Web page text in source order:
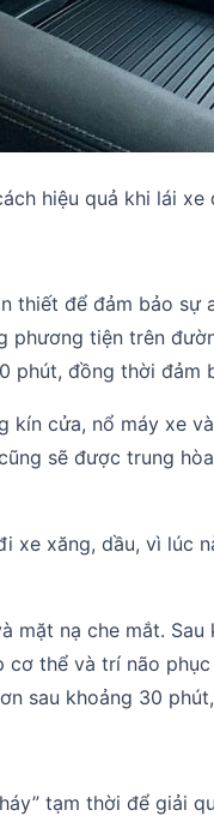
hiệu quả khi lái xe
thiết để đảm bảo
tiện trên
đồng thời
cửa, nổ máy xe
sẽ được trung
xe xăng, dầu, vì
nạ che mắt.
thể và trí não
sau khoảng 30
tạm thời để